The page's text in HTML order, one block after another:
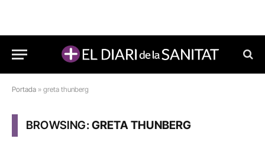
Portada » greta thunberg
BROWSING:GRETA THUNBERG